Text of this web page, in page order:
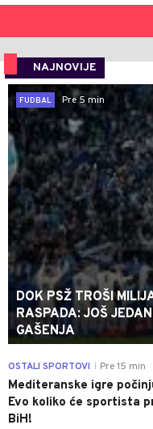
NAJNOVIJE
FUDBAL
Pre 5 min
DOK PSŽ TROŠI
RASPADA: JOŠ
GAŠENJA
OSTALI SPORTOVI Pre 15 min
Mediteranske igre
Evo koliko će sportista
BiH!